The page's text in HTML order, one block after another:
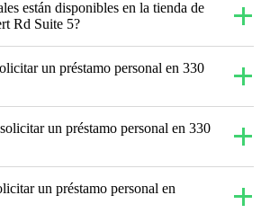
están disponibles en la tienda de
Rd Suite 5?
un préstamo personal en 330
un préstamo personal en 330
un préstamo personal en